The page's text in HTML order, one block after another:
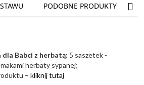
PODOBNE PRODUKTY
Babci z herbatą: 5 saszetek -
herbaty sypanej;
–kliknij tutaj